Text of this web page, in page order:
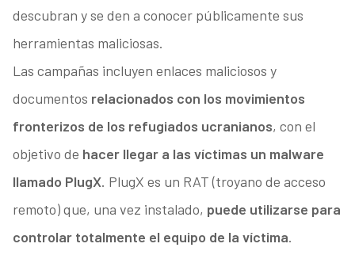
descubran y se den a conocer públicamente sus
herramientas maliciosas.
Las campañas incluyen enlaces maliciosos y
documentos relacionados con los movimientos
fronterizos de los refugiados ucranianos, con el
objetivo de hacer llegar a las víctimas un malware
llamado PlugX. PlugX es un RAT (troyano de acceso
remoto) que, una vez instalado, puede utilizarse para
controlar totalmente el equipo de la víctima.